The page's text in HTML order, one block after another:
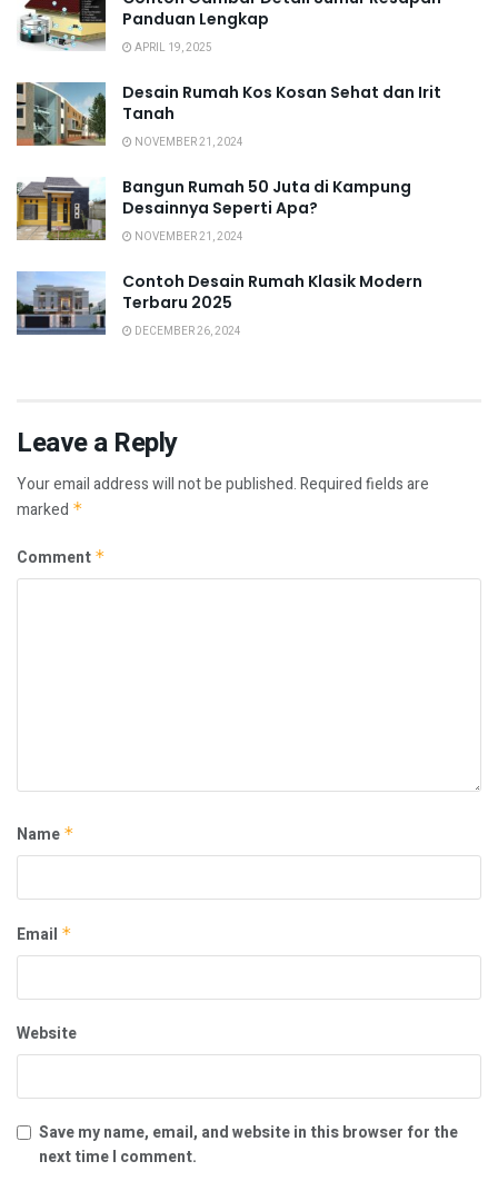
Panduan Lengkap
APRIL 19, 2025
Desain Rumah Kos Kosan Sehat dan Irit
Tanah
NOVEMBER 21, 2024
Bangun Rumah 50 Juta di Kampung
Desainnya Seperti Apa?
NOVEMBER 21, 2024
Contoh Desain Rumah Klasik Modern
Terbaru 2025
DECEMBER 26, 2024
Leave a Reply
Your email address will not be published.Required fields are
marked *
Comment *
Name *
Email *
Website
Save my name, email, and website in this browser for the
next time I comment.